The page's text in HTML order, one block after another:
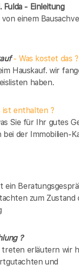
Fulda - Einleitung
einem
- Was kostet das ?
Hauskauf. wir
haben.
ist enthalten ?
Sie für Ihr gutes
bei der Immobilien-
ein
zum Zustand
?
treten erläutern wir
und